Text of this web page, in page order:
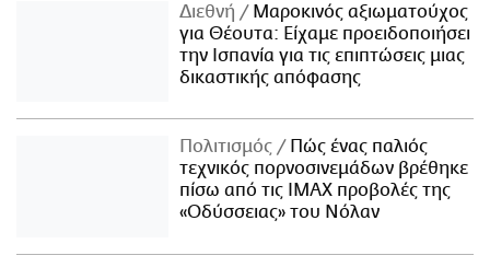
Διεθνή
Μαροκινός αξιωματούχος
για Θέουτα: Είχαμε προειδοποιήσει
την Ισπανία για τις επιπτώσεις μιας
δικαστικής απόφασης
Πολιτισμός
Πώς ένας παλιός
τεχνικός πορνοσινεμάδων βρέθηκε
πίσω από τις IMAX προβολές της
«Οδύσσειας» του Νόλαν